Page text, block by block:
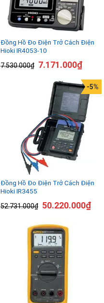
Đồng Hồ Đo Điện Trở Cách Điện
Hioki IR4053-10
7.530.000₫ 7.171.000₫
Đồng Hồ Đo Điện Trở Cách Điện
Hioki IR3455
52.731.000₫
-5%
50.220.000₫